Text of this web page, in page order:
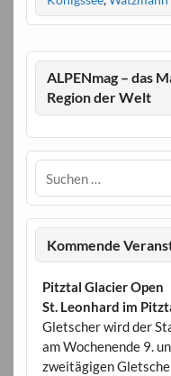
ALPENmag – das
Region der Welt
Kommende
Pitztal Glacier Open
St. Leonhard im
Gletscher wird der
am Wochenende 9.
zweitägigen